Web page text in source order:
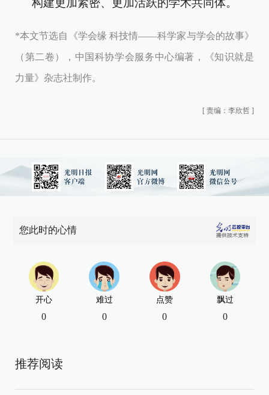
构建更加紧密、更加活跃的学术共同体。
*本文节选自《学会缘 科技情——科学家与学会的故事》
（第二卷），中国科协学会服务中心编著，《知识就是
力量》杂志社制作。
[ 责编：李欣哲 ]
您此时的心情
开心
0
难过
0
点赞
0
飘过
0
推荐阅读